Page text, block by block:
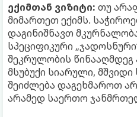
ექიმთან ვიზიტი: თუ
მიმართეთ ექიმს.
დაგინიშნავთ
სპეციფიკური
შეკრულობის წინააღმდეგ
მსუბუქი სიარული,
შეიძლება დაგეხმაროთ
არამედ საერთო